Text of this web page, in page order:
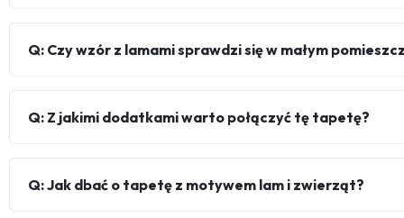
Q: Czy wzór z lamami sprawdzi się w małym
Q: Z jakimi dodatkami warto połączyć tę tapetę?
Q: Jak dbać o tapetę z motywem lam i zwierząt?